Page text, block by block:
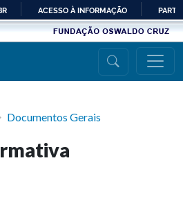
PARA
ACESSO À INFORMAÇÃO
Documentos Gerais